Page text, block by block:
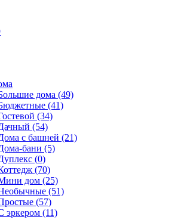
дома (49)
(41)
(34)
(54)
с башней (21)
бани (5)
(0)
(70)
дом (25)
(51)
(57)
эркером (11)